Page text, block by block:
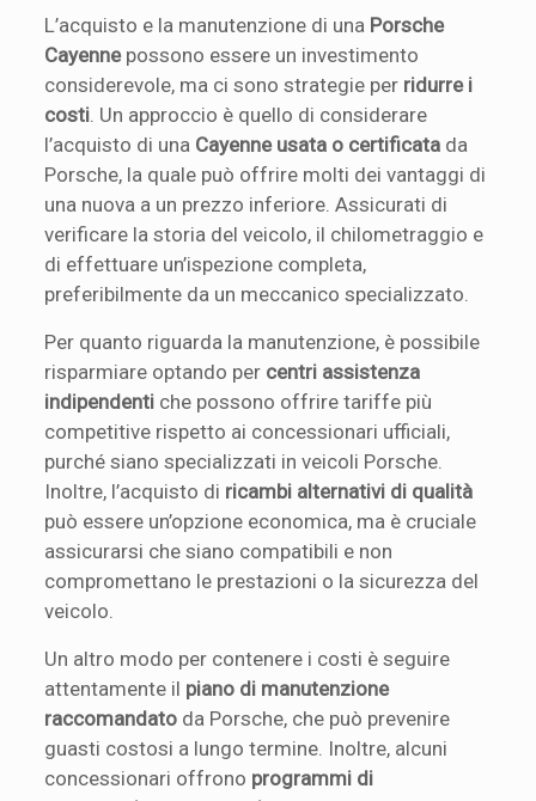
L’acquisto e la manutenzione di una Porsche
Cayennepossono essere un investimento
considerevole, ma ci sono strategie per ridurre i
costi . Un approccio è quello di considerare
l’acquisto di una Cayenne usata o certificata da
Porsche, la quale può offrire molti dei vantaggi di
una nuova a un prezzo inferiore. Assicurati di
verificare la storia del veicolo, il chilometraggio e
di effettuare un’ispezione completa,
preferibilmente da un meccanico specializzato.
Per quanto riguarda la manutenzione, è possibile
risparmiare optando per centri assistenza
indipendenti che possono offrire tariffe più
competitive rispetto ai concessionari ufficiali,
purché siano specializzati in veicoli Porsche.
Inoltre, l’acquisto di ricambi alternativi di qualità
può essere un’opzione economica, ma è cruciale
assicurarsi che siano compatibili e non
compromettano le prestazioni o la sicurezza del
veicolo.
Un altro modo per contenere i costi è seguire
attentamente il piano di manutenzione
raccomandato da Porsche, che può prevenire
guasti costosi a lungo termine. Inoltre, alcuni
concessionari offrono programmi di